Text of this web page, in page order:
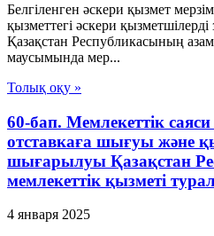
Белгiленген әскери қызмет
қызметтегi әскери
Қазақстан Республикасының
маусымында мер...
Толық оқу »
60-бап. Мемлекеттiк
отставкаға шығуы және
шығарылуы Қазақстан
мемлекеттік қызметі
4 января 2025